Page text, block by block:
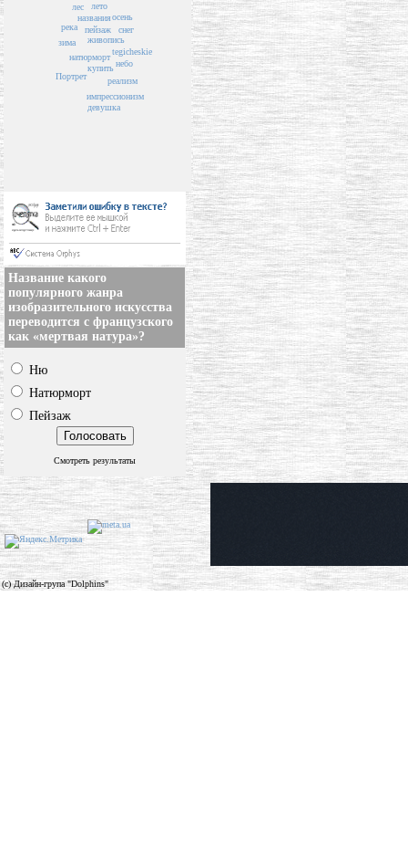
пейзаж
названия
живопись
лето
натюрморт
купить
лес
зима
осень
река снег
tegicheskie
реализм
небо
импрессионизм
Портрет
девушка
Название какого
популярного жанра
изобразительного искусства
переводится с французского
как «мертвая натура»?
Ню
Натюрморт
Пейзаж
Смотреть результаты
(c) Дизайн-група "Dolphins"